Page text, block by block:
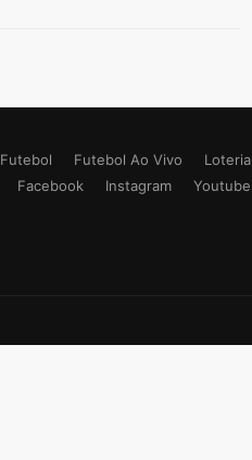
Futebol Futebol Ao Vivo
Loteria
Facebook Instagram Youtube